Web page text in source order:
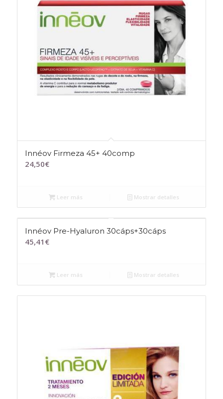
Innéov Firmeza 45+ 40comp
24,50€
Leer más Mostrar detalles
Innéov Pre-Hyaluron 30cáps+30cáps
45,41 €
Leer más Mostrar detalles